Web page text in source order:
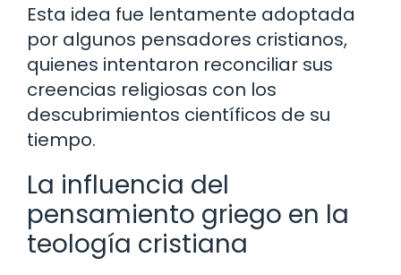
Esta idea fue lentamente adoptada
por algunos pensadores cristianos,
quienes intentaron reconciliar sus
creencias religiosas con los
descubrimientos científicos de su
tiempo.
La influencia del
pensamiento griego en la
teología cristiana